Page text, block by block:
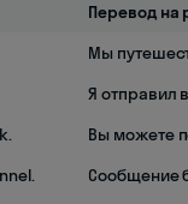
Перевод на
Мы
Я отправил
Вы можете
Сообщение